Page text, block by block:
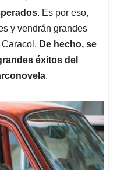
. Es por eso,
y vendrán grandes
De hecho, se
éxitos del
.